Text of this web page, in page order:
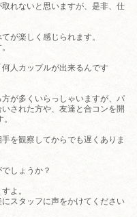
れないと思いますが、是非、仕
が楽しく感じられます。
人カップルが出来るんです
が多くいらっしゃいますが、パ
された方や、友達と合コンを開
を観察してからでも遅くありま
しょうか？
よ。
スタッフに声をかけてください